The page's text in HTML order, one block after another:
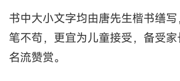
书中大小文字均由唐先生楷书缮
笔不苟，更宜为儿童接受，备受
名流赞赏。